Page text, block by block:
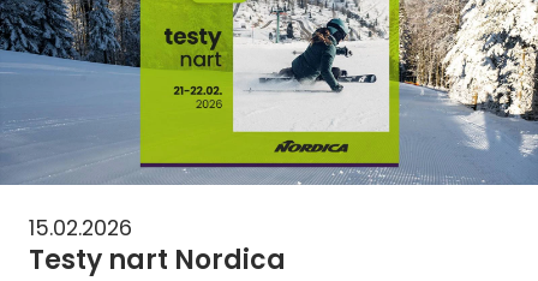
15.02.2026
Testy nart Nordica